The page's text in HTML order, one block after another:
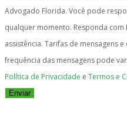
Advogado Florida. Você pode
qualquer momento. Responda com
assistência. Tarifas de mensagens
frequência das mensagens pode
Política de Privacidade e Termos e
Enviar